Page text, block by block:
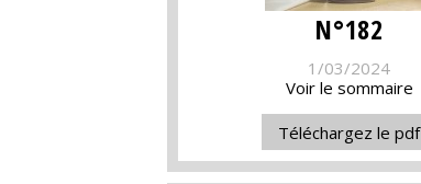
N°182
1/03/2024
Voir le sommaire
Téléchargez le pdf